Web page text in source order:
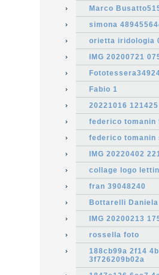
Marco
simona
orietta iridologia
IMG 20200721
Fabio 1
20221016 121425
federico tomanin
federico
IMG 20220402
collage logo
fran 39048240
Bottarelli Daniela
IMG 20200213
rossella foto
188cb99a 2f14
3f726209b02a